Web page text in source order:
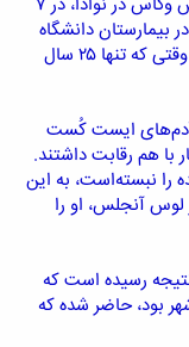
به شدت زخمی شد و پس از ۶ روز در بیمارستان دانشگاه
نوادا در ساعت ۴ و ۳ دقیقهٔ صبح در ۱۳ سپاتامبر وقتی که تنها ۲۵ سال
آدم‌های ایست کُست
هم رقابت داشتند.
را نبسته‌است، به این
لوس آنجلس، او را
رسیده است که
بود، حاضر شده که